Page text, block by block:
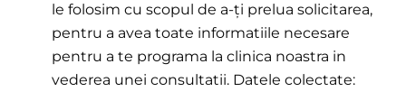
le folosim cu scopul de a-ți prelua solicitarea,
pentru a avea toate informatiile necesare
pentru a te programa la clinica noastra in
vederea unei consultatii. Datele colectate: